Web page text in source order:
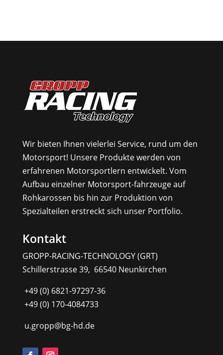
Wir bieten Ihnen vielerlei Service, rund um den
Motorsport! Unsere Produkte werden von
erfahrenen Motorsportlern entwickelt. Vom
Aufbau einzelner Motorsport-fahrzeuge auf
Rohkarossen bis hin zur Produktion von
Spezialteilen erstreckt sich unser Portfolio.
Kontakt
GROPP-RACING-TECHNOLOGY (GRT)
Schillerstrasse 39, 66540 Neunkirchen
+49 (0) 6821-97297-36
+49 (0) 170-4084733
u.gropp@bg-hd.de